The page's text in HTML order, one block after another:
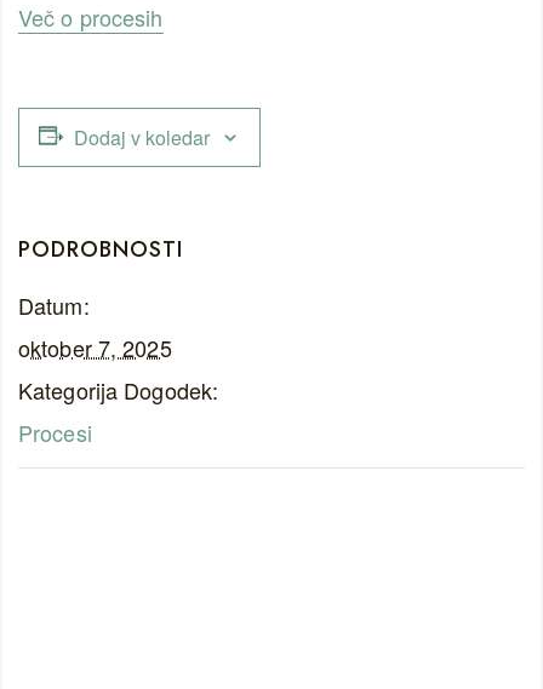
Več o procesih
Dodaj v koledar
PODROBNOSTI
Datum:
oktober 7, 2025
Kategorija Dogodek:
Procesi